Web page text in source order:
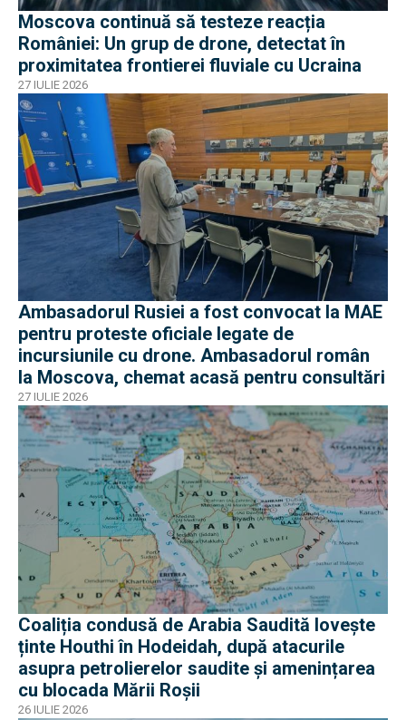
Moscova continuă să testeze reacția
României: Un grup de drone, detectat în
proximitatea frontierei fluviale cu Ucraina
27 IULIE 2026
Ambasadorul Rusiei a fost convocat la MAE
pentru proteste oficiale legate de
incursiunile cu drone. Ambasadorul român
la Moscova, chemat acasă pentru consultări
27 IULIE 2026
Coaliția condusă de Arabia Saudită lovește
ținte Houthi în Hodeidah, după atacurile
asupra petrolierelor saudite și amenințarea
cu blocada Mării Roșii
26 IULIE 2026